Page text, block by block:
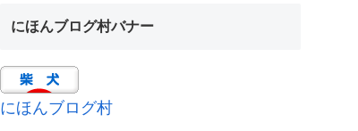
にほんブログ村バナー
にほんブログ村